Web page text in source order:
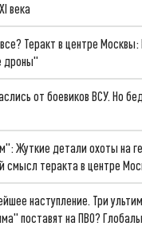
века
Теракт в центре Москвы:
дроны"
от боевиков ВСУ. Но
Жуткие детали охоты на
смысл теракта в центре
наступление. Три
поставят на ПВО?